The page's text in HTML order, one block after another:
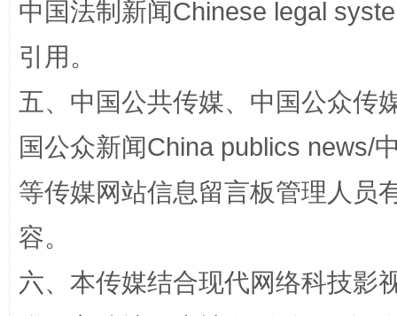
“刷贴”乱象丛生
中国法制新闻Chinese legal
引用。
五、中国公共传媒、中国公众传
国公众新闻China publics news/
等传媒网站信息留言板管理人员
容。
六、本传媒结合现代网络科技影